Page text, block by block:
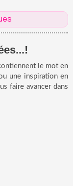
le mot en
une inspiration en
faire avancer dans